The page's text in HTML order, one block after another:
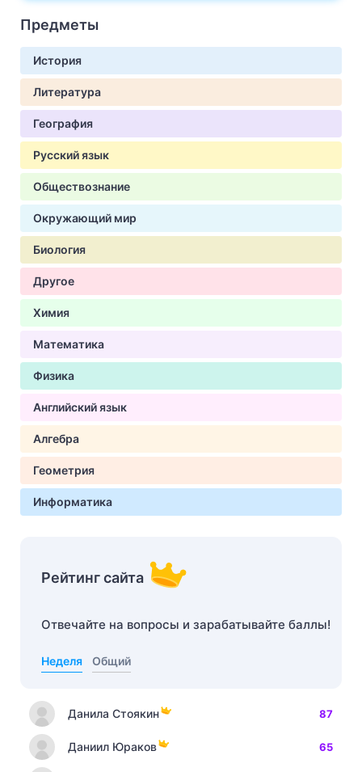
Предметы
История
Литература
География
Русский язык
Обществознание
Окружающий мир
Биология
Другое
Химия
Математика
Физика
Английский язык
Алгебра
Геометрия
Информатика
Рейтинг сайта
Отвечайте на вопросы и зарабатывайте баллы!
Неделя Общий
Данила Стоякин 87
Даниил Юраков 65